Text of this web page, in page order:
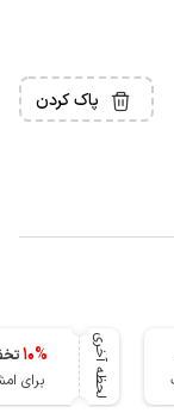
پاک کردن
لحظه آخری 10%
برای